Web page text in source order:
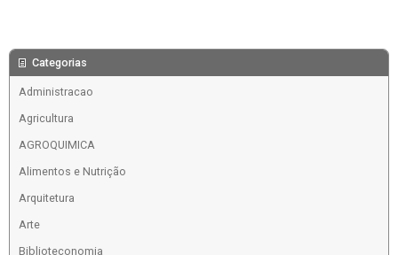
Categorias
Administracao
Agricultura
AGROQUIMICA
Alimentos e Nutrição
Arquitetura
Arte
Biblioteconomia